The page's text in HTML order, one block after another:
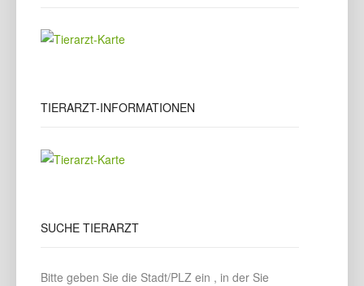
TIERARZT-INFORMATIONEN
SUCHE TIERARZT
Bitte geben Sie die Stadt/PLZ ein , in der Sie